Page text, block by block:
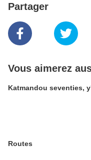
Partager
Vous aimerez
Katmandou seventies,
Routes